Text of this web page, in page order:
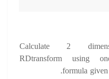
Calculate 2
RDtransform using
formula